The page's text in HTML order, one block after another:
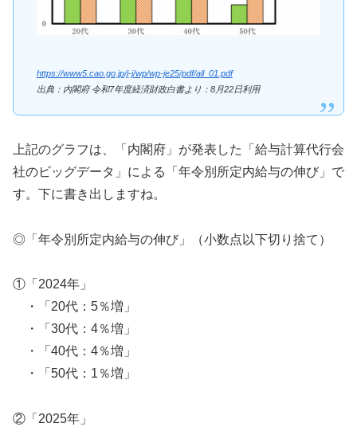
https://www5.cao.go.jp/j-j/wp/wp-je25/pdf/all_01.pdf
出典：内閣府 令和7年度経済財政白書より：8月22日利用
上記のグラフは、「内閣府」が発表した「給与計算代行会
社のビッグデータ」による「年令別所定内給与の伸び」で
す。下に書き出しますね。
◎「年令別所定内給与の伸び」（小数点以下切り捨て）
①「2024年」
・「20代：5％増」
・「30代：4％増」
・「40代：4％増」
・「50代：1％増」
②「2025年」